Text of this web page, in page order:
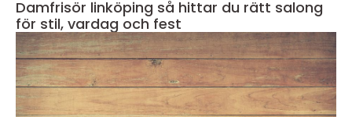
Damfrisör linköping så hittar du rätt salong
för stil, vardag och fest